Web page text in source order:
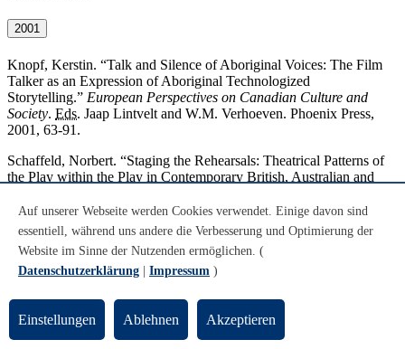
2001
Knopf, Kerstin. “Talk and Silence of Aboriginal Voices: The Film
Talker as an Expression of Aboriginal Technologized
Storytelling.” European Perspectives on Canadian Culture and
Society. Eds. Jaap Lintveltand W.M. Verhoeven. Phoenix Press,
2001, 63-91.
Schaffeld, Norbert. “Staging the Rehearsals: Theatrical Patterns of
the Play within the Play in Contemporary British, Australian and
Thiele, Albrecht Neubert,andChristian Todenhagen.ZAA Studies
Tübingen: Stauffenburg Verlag, 2001, 173-188.
Schaffeld, Norbert. “ Shakespeare’s Canadian Sister: The Emergence
of a Female Playwright in Ann-Marie MacDonald’s
Literaturwissenschaftliches Jahrbuch
42 (2001): 285-301.
Schneider, Steffen. „Kanada in der Welt“.Kanada. Geographie,
Auf unserer Webseite werden Cookies verwendet. Einige davon sind
essentiell, während uns andere die Verbesserung und Optimierung der
Website im Sinne der Nutzenden ermöglichen. (
Datenschutzerklärung
Impressum )
Einstellungen Ablehnen Akzeptieren